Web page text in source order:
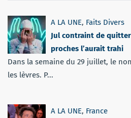
A LA UNE, Faits Divers
Jul contraint de quitter
proches l’aurait trahi
Dans la semaine du 29 juillet, le
les lèvres. P...
A LA UNE, France